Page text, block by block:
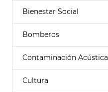
Bienestar Social
Bomberos
Contaminación Acústica
Cultura